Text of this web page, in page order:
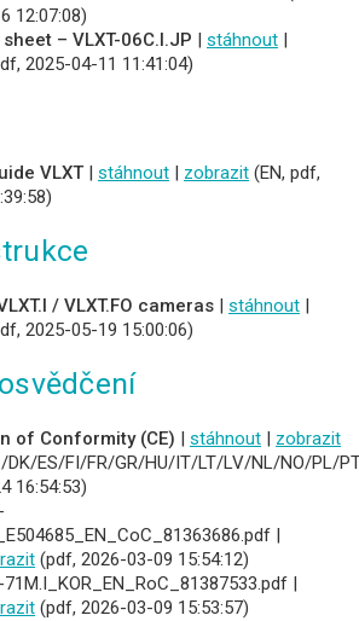
12:07:08)
– VLXT-06C.I.JP | stáhnout |
2025-04-11 11:41:04)
VLXT | stáhnout | zobrazit (EN, pdf,
/ VLXT.FO cameras | stáhnout |
2025-05-19 15:00:06)
of Conformity (CE) | stáhnout | zobrazit
DK/ES/FI/FR/GR/HU/IT/LT/LV/NL/NO/PL/
16:54:53)
|
(pdf, 2026-03-09 15:54:12)
|
(pdf, 2026-03-09 15:53:57)